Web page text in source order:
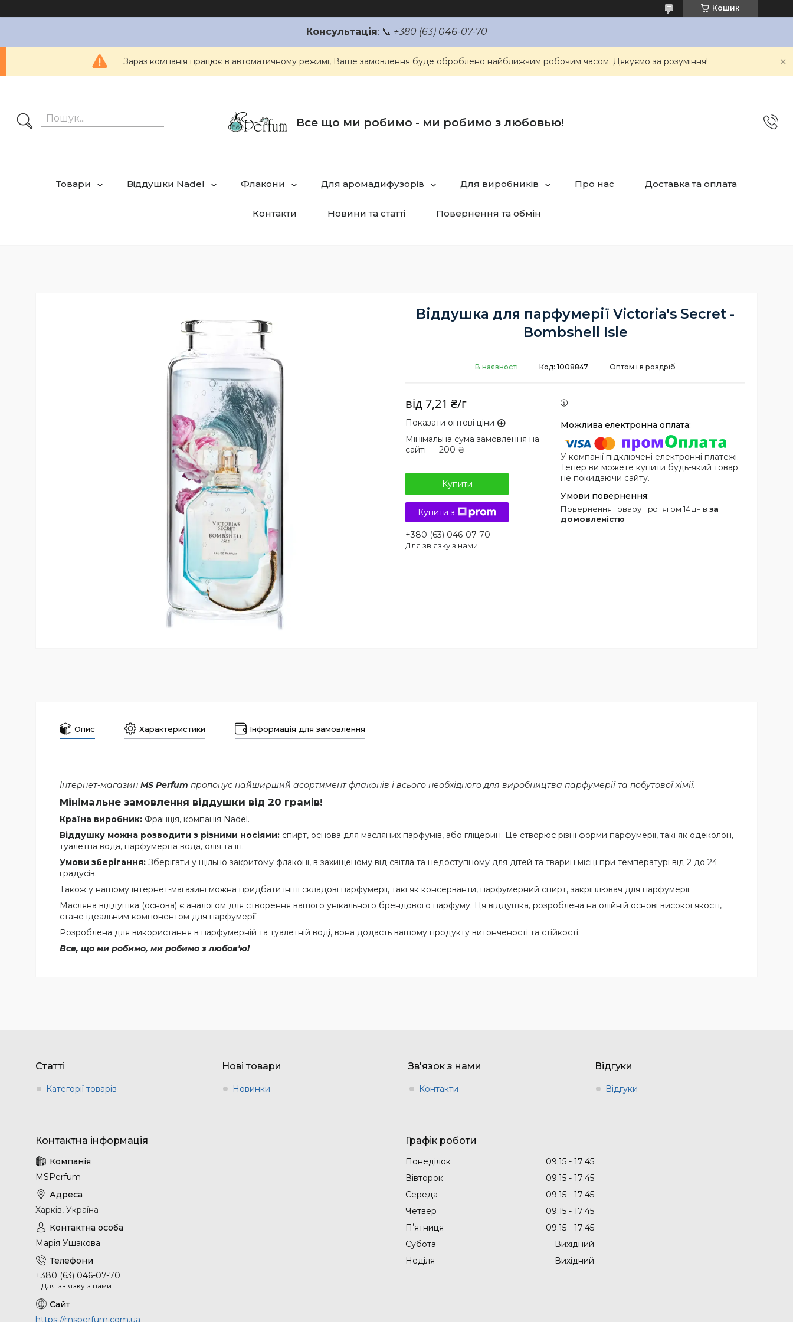
Кошик
Консультація: 📞 +380 (63) 046-07-70
Зараз компанія працює в автоматичному режимі, Ваше замовлення буде оброблено найближчим робочим часом. Дякуємо за розуміння!
Все що ми робимо - ми робимо з любовью!
Товари Віддушки Nadel Флакони Для аромадифузорів Для виробників Про нас Доставка та оплата
Контакти Новини та статті Повернення та обмін
Віддушка для парфумерії Victoria's Secret -
Bombshell Isle
В наявності Оптом і в роздріб
Код: 1008847
від7,21 ₴/г
Показати оптові ціни
Мінімальна сума замовлення на
сайті — 200 ₴
Купити
Купити з
+380 (63) 046-07-70
Для зв'язку з нами
У компанії підключені електронні платежі.
Тепер ви можете купити будь-який товар
не покидаючи сайту.
повернення товару протягом 14 днів за
домовленістю
Опис Характеристики Інформація для замовлення
Інтернет-магазин MS Perfum пропонує найширший асортимент флаконів і всього необхідного для виробництва парфумерії та побутової хімії.
Мінімальне замовлення віддушки від 20 грамів!
Країна виробник: Франція, компанія Nadel.
Віддушку можна розводити з різними носіями: спирт, основа для масляних парфумів, або гліцерин. Це створює різні форми парфумерії, такі як одеколон,
туалетна вода, парфумерна вода, олія та ін.
Умови зберігання: Зберігати у щільно закритому флаконі, в захищеному від світла та недоступному для дітей та тварин місці при температурі від 2 до 24
градусів.
Також у нашому інтернет-магазині можна придбати інші складові парфумерії, такі як консерванти, парфумерний спирт, закріплювач для парфумерії.
Масляна віддушка (основа) є аналогом для створення вашого унікального брендового парфуму. Ця віддушка, розроблена на олійній основі високої якості,
стане ідеальним компонентом для парфумерії.
Розроблена для використання в парфумерній та туалетній воді, вона додасть вашому продукту витонченості та стійкості.
Все, що ми робимо, ми робимо з любов'ю!
Статті
Категорії товарів
Нові товари
Новинки
Зв'язок з нами
Контакти
Відгуки
Відгуки
MSPerfum
Харків, Україна
Марія Ушакова
+380 (63) 046-07-70
Для зв'язку з нами
https://msperfum.com.ua
Графік роботи
Понеділок 09:15
17:45
Вівторок
09:15
17:45
Середа
09:15
17:45
Четвер
09:15
17:45
Пʼятниця
09:15
17:45
Субота
Вихідний
Неділя
Вихідний